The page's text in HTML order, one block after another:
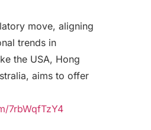
move, aligning
trends in
the USA, Hong
aims to offer
7rbWqfTzY4